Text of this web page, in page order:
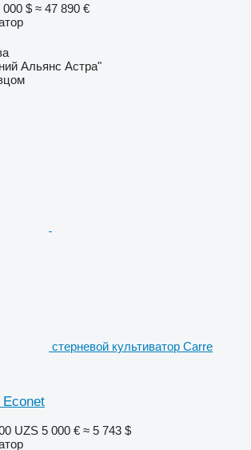
000 $ ≈ 47 890 €
Альянс Астра"
стерневой культиватор Carre
UZS 5 000 € ≈ 5 743 $